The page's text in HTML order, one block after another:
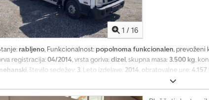
1 / 16
rabljeno, Funkcionalnost: popolnoma funkcionalen, prevoženi
registracija:04/2014, vrsta goriva:dizel, skupna masa: 3.500 kg,
, število sedežev: 3, Leto izdelave: 2014, obratovalne ure:4.157
Multitel 160 ALU DS – 16 m Višina delovne platforme: 16 m Prevožena
2014/04 Razred emisij: EURO5 Nosilnost: 200 kg Moč: 90 kW